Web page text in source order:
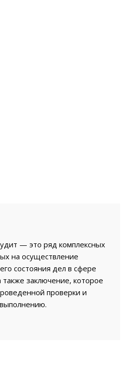
— это ряд комплексных
на осуществление
состояния дел в сфере
заключение, которое
проверки и